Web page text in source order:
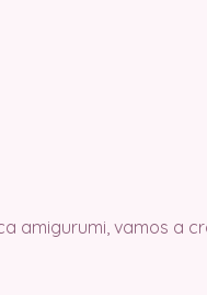
amigurumi, vamos a